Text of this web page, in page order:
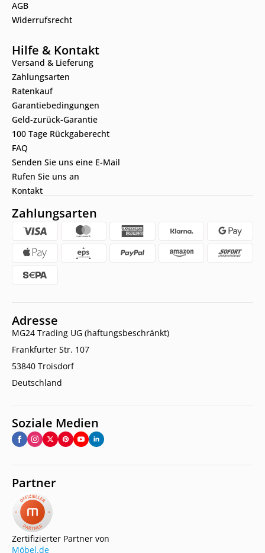
AGB
Widerrufsrecht
Hilfe & Kontakt
Versand & Lieferung
Zahlungsarten
Ratenkauf
Garantiebedingungen
Geld-zurück-Garantie
100 Tage Rückgaberecht
FAQ
Senden Sie uns eine E-Mail
Rufen Sie uns an
Kontakt
Zahlungsarten
Adresse
MG24 Trading UG (haftungsbeschränkt)
Frankfurter Str. 107
53840 Troisdorf
Deutschland
Soziale Medien
Partner
Zertifizierter Partner von
Möbel.de